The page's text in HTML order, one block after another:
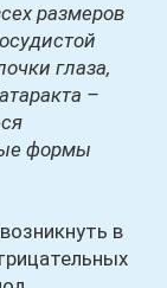
размеров
глаза,
–
формы
в